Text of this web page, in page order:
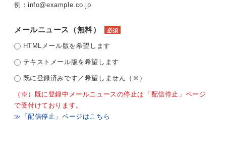
例：info@example.co.jp
メールニュース（無料） 必須
HTMLメール版を希望します
テキストメール版を希望します
既に登録済みです／希望しません（※）
（※）既に登録中メールニュースの停止は「配信停止」ページ
で受付けております。
≫「配信停止」ページはこちら